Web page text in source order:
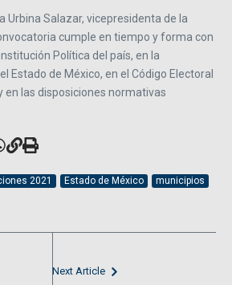
Urbina Salazar, vicepresidenta de la
cumple en tiempo y forma con
Política del país, en la
Estado de México, en el Código Electoral
en las disposiciones normativas
2021 Estado de México municipios
Next Article